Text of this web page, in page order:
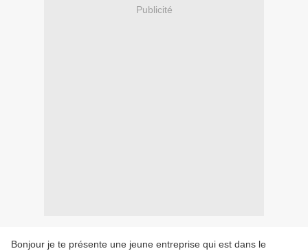
Publicité
Bonjour je te présente une jeune entreprise qui est dans le